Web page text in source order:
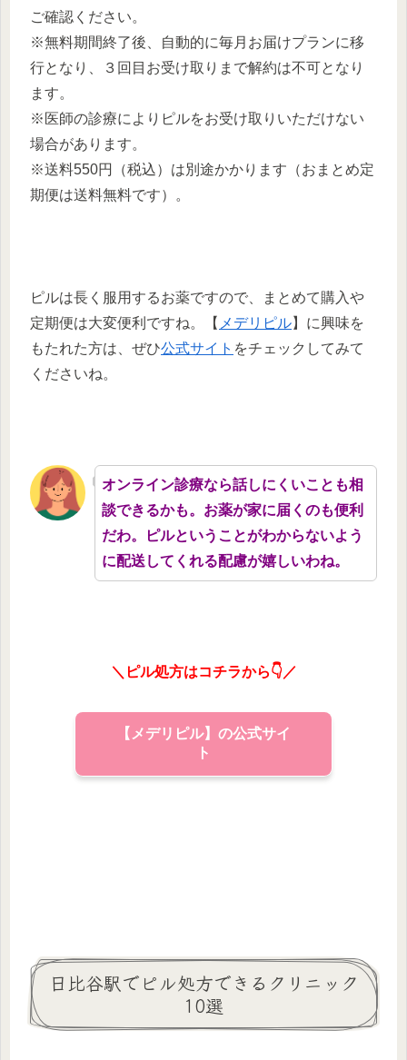
ご確認ください。
※無料期間終了後、自動的に毎月お届けプランに移
行となり、３回目お受け取りまで解約は不可となり
ます。
※医師の診療によりピルをお受け取りいただけない
場合があります。
※送料550円（税込）は別途かかります（おまとめ定
期便は送料無料です）。
ピルは長く服用するお薬ですので、まとめて購入や
定期便は大変便利ですね。【 メデリピル】に興味を
もたれた方は、ぜひ公式サイト をチェックしてみて
くださいね。
オンライン診療なら話しにくいことも相
談できるかも。お薬が家に届くのも便利
だわ。ピルということがわからないよう
に配送してくれる配慮が嬉しいわね。
＼ピル処方はコチラから👇／
【メデリピル】の公式サイ
ト
日比谷駅でピル処方できるクリニック
10選